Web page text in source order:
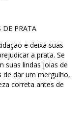
DE PRATA
e deixa suas
a prata. Se
suas lindas joias de
de dar um mergulho,
correta antes de